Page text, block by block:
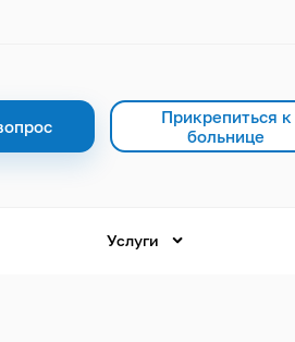
Прикрепиться к
больнице
Услуги